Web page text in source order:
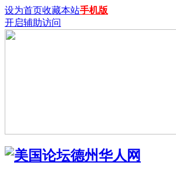
设为首页收藏本站手机版
开启辅助访问